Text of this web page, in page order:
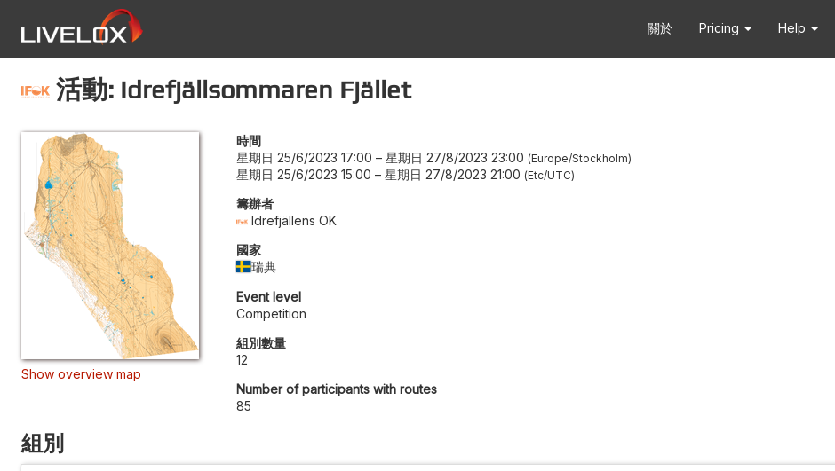
關於 Pricing Help
活動: Idrefjällsommaren Fjället
Show overview map
時間
星期日 25/6/2023 17:00 – 星期日 27/8/2023 23:00 Europe/Stockholm
星期日 25/6/2023 15:00 – 星期日 27/8/2023 21:00 Etc/UTC
籌辦者
Idrefjällens OK
國家
瑞典
Event level
Competition
組別數量
12
Number of participants with routes
85
組別